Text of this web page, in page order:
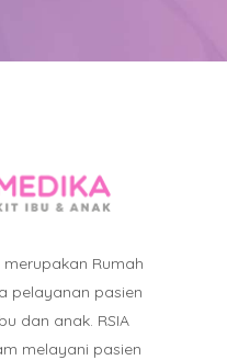
merupakan Rumah
pelayanan pasien
dan anak. RSIA
melayani pasien